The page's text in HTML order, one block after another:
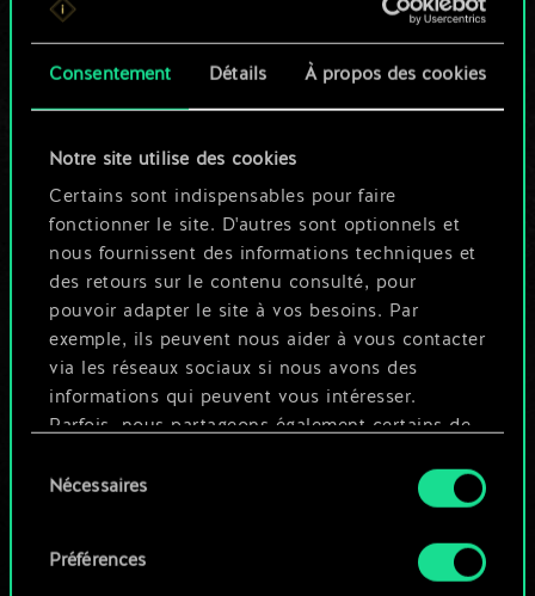
Consentement Détails À propos des cookies
Notre site utilise des cookies
Certains sont indispensables pour faire
fonctionner le site. D'autres sont optionnels et
nous fournissent des informations techniques et
des retours sur le contenu consulté, pour
pouvoir adapter le site à vos besoins. Par
exemple, ils peuvent nous aider à vous contacter
via les réseaux sociaux si nous avons des
informations qui peuvent vous intéresser.
Parfois, nous partageons également certains de
ces cookies optionnels ne seront appliqués
Vous pouvez consulter tous les détails sur notre
duNécessaires
Préférences
n'est qu'un jeu de
cartes partagé.
Mais cela peut être
tellement plus !
Nommer ce jeu et créer un guide
OU
Parcourir les jeux de la communauté